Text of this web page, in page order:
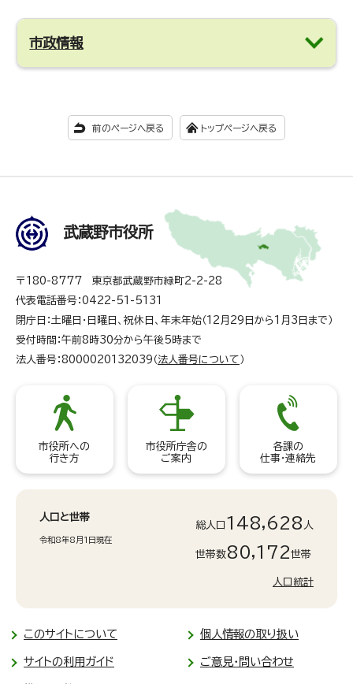
市政情報
前のページへ戻る トップページへ戻る
武蔵野市役所
〒180-8777 東京都武蔵野市緑町2-2-28
代表電話番号：0422-51-5131
閉庁日：土曜日・日曜日、祝休日、年末年始（12月29日から1月3日まで）
受付時間：午前8時30分から午後5時まで
法人番号：8000020132039（ 法人番号について ）
市役所への
行き方
市役所庁舎の
ご案内
各課の
仕事・連絡先
人口と世帯
令和8年8月1日現在
総人口 148,628 人
世帯数80,172世帯
人口統計
このサイトについて 個人情報の取り扱い
サイトの利用ガイド ご意見・問い合わせ